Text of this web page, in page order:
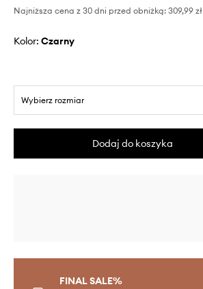
Najniższa cena z 30 dni przed obniżką: 309,99 zł
Kolor: czarny
Wybierz rozmiar
Dodaj do koszyka
FINAL SALE%